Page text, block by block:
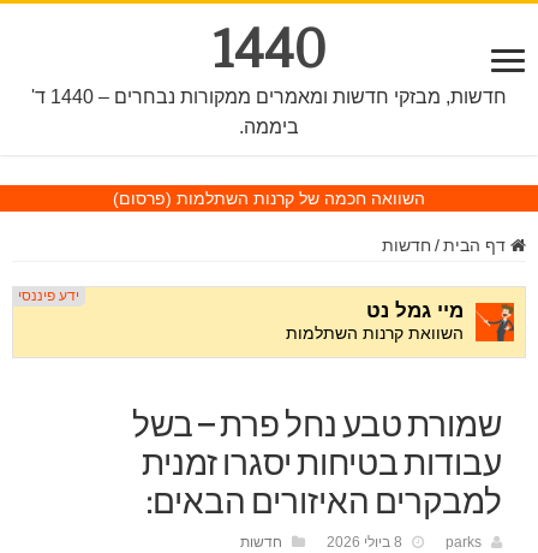
1440
חדשות, מבזקי חדשות ומאמרים ממקורות נבחרים – 1440 ד'
ביממה.
השוואה חכמה של קרנות השתלמות (פרסום)
דף הבית / חדשות
שמורת טבע נחל פרת – בשל
עבודות בטיחות יסגרו זמנית
למבקרים האיזורים הבאים:
parks 8 ביולי 2026 חדשות